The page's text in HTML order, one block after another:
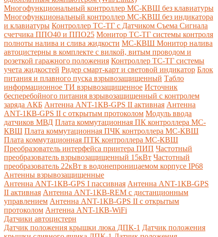
Многофункциональный контроллер МС-КВШ без клавиатуры
Многофункциональный контроллер МС-КВШ без индикатора
и клавиатуры Контроллер ТС-ТГ с Датчиком Съема Сигнала
счетчика ППО40 и ППО25 Монитор ТС-ТГ системы контроля
полноты налива и слива жидкости МС-КВШ Монитор налива
автоцистерны в комплекте с вилкой, витым проводом и
розеткой гаражного положения Контроллер ТС-ТГ системы
учета жидкостей Ридер смарт-карт и световой индикатор Блок
питания и плавного пуска взрывозащищенный Табло
информационное ТИ взрывозащищенное Источник
бесперебойного питания взрывозащищенный с контролем
заряда АКБ Антенна ANT-1КВ-GPS II активная Антенна
ANT-1КВ-GPS II с открытым протоколом Модуль ввода
датчиков МВД Плата коммутационная ПК контроллера МС-
КВШ Плата коммутационная ПЧК контроллера МС-КВШ
Плата коммутационная ПТК контроллера МС-КВШ
Преобразователь интерфейса принтера ПИП Частотный
преобразователь взрывозащищенный 15кВт Частотный
преобразователь 22кВт в водонепроницаемом корпусе IP68
Антенны взрывозащищенные
Антенна ANT-1КВ-GPS I пассивная Антенна ANT-1КВ-GPS
II активная Антенна ANT-1КВ-REM c дистанционным
управлением Антенна ANT-1КВ-GPS II с открытым
протоколом Антенна ANT-1КВ-WiFi
Датчики автоцистерн
Датчик положения крышки люка ДПК-1 Датчик положения